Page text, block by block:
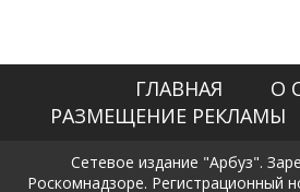
ГЛАВНАЯ
О
РАЗМЕЩЕНИЕ РЕКЛАМЫ
Сетевое издание "Арбуз".
Роскомнадзоре. Регистрационный